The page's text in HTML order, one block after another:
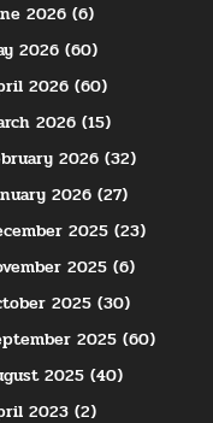
2026 (6)
2026 (60)
2026 (60)
2026 (15)
2026 (32)
2026 (27)
2025 (23)
2025 (6)
2025 (30)
2025 (60)
2025 (40)
2023 (2)